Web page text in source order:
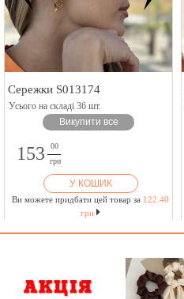
Сережки S013174
Усього на складі 36 шт.
Викупити все
153
00
грн
У КОШИК
Ви можете придбати цей товар за 122.40
грн